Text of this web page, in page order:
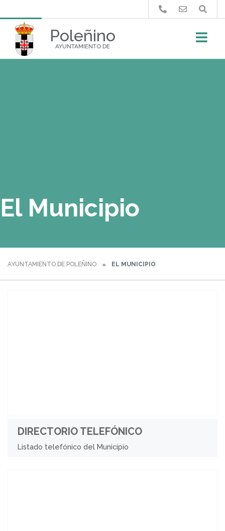
Poleñino
AYUNTAMIENTO DE
Buscar
El Municipio
AYUNTAMIENTO DE POLEÑINO EL MUNICIPIO
DIRECTORIO TELEFÓNICO
Listado telefónico del Municipio